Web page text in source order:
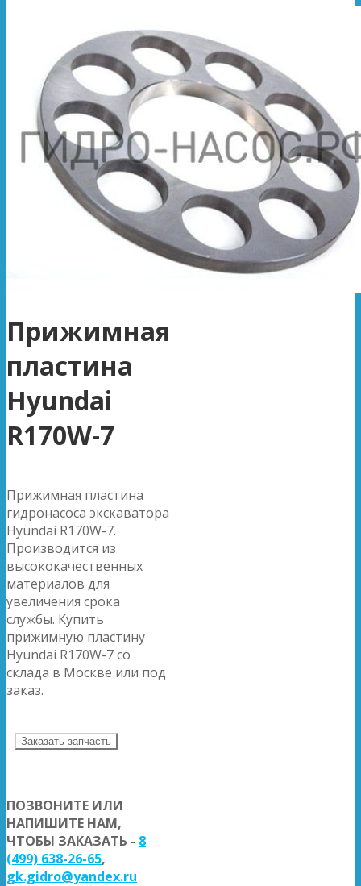
Прижимная
пластина
Hyundai
R170W-7
Прижимная пластина
гидронасоса экскаватора
Hyundai R170W-7.
Производится из
высококачественных
материалов для
увеличения срока
службы. Купить
прижимную пластину
Hyundai R170W-7 со
склада в Москве или под
заказ.
Заказать запчасть
ПОЗВОНИТЕ ИЛИ
НАПИШИТЕ НАМ,
ЧТОБЫ ЗАКАЗАТЬ - 8
(499) 638-26-65,
gk.gidro@yandex.ru